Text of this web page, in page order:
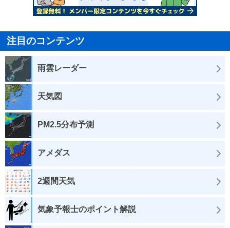
注目のコンテンツ
雨雲レーダー
天気図
PM2.5分布予測
アメダス
2週間天気
気象予報士のポイント解説